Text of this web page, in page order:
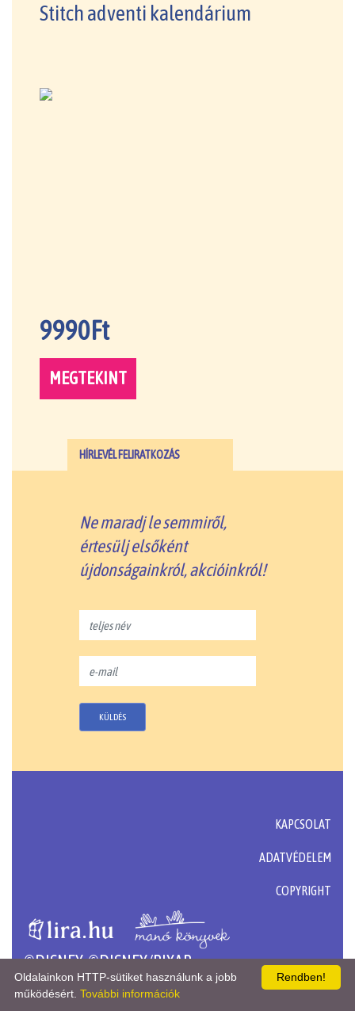
Stitch adventi kalendárium
9990Ft
MEGTEKINT
HÍRLEVÉL FELIRATKOZÁS
Ne maradj le semmiről,
értesülj elsőként
újdonságainkról, akcióinkról!
KÜLDÉS
©DISNEY, ©DISNEY/PIXAR
KAPCSOLAT
ADATVÉDELEM
COPYRIGHT
Rendben!
Oldalainkon HTTP-sütiket használunk a jobb
működésért. További információk